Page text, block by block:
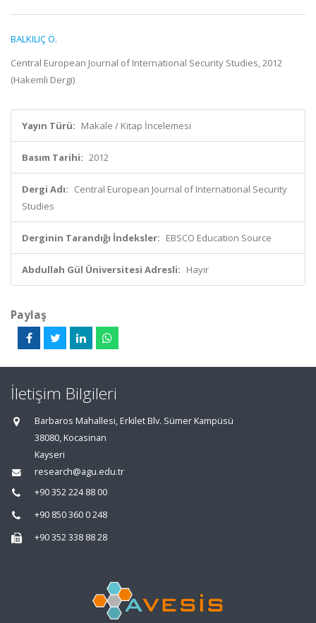
BALKILIÇ Ö.
Central European Journal of International Security Studies, 2012
(Hakemli Dergi)
Yayın Türü: Makale / Kitap İncelemesi
Basım Tarihi: 2012
Dergi Adı: Central European Journal of International Security
Studies
Derginin Tarandığı İndeksler: EBSCO Education Source
Abdullah Gül Üniversitesi Adresli: Hayır
Paylaş
İletişim Bilgileri
Barbaros Mahallesi, Erkilet Blv. Sümer Kampüsü
38080, Kocasinan
Kayseri
research@agu.edu.tr
+90 352 224 88 00
+90 850 360 0 248
+90 352 338 88 28